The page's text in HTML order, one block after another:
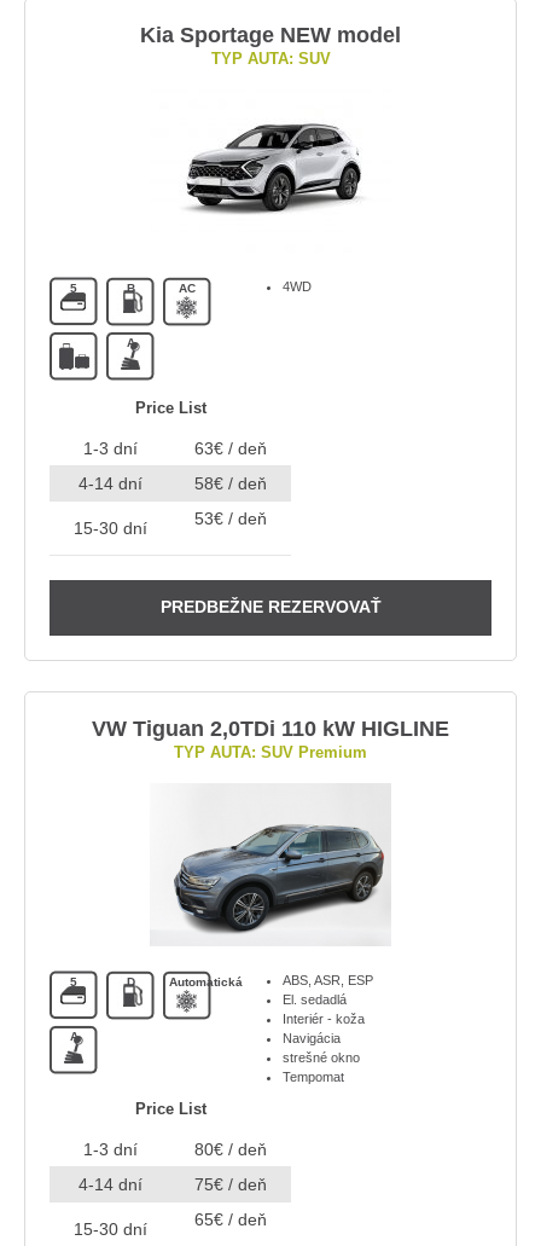
Kia Sportage NEW model
TYP AUTA: SUV
5 B AC
A
4WD
Price List
1-3 dní
63€ / deň
4-14 dní
58€ / deň
15-30 dní 53€ / deň
PREDBEŽNE REZERVOVAŤ
VW Tiguan 2,0TDi 110 kW HIGLINE
TYP AUTA: SUV Premium
5 D Automatická
A
ABS, ASR, ESP
El. sedadlá
Interiér - koža
Navigácia
strešné okno
Tempomat
Price List
1-3 dní
80€ / deň
4-14 dní
75€ / deň
15-30 dní 65€ / deň